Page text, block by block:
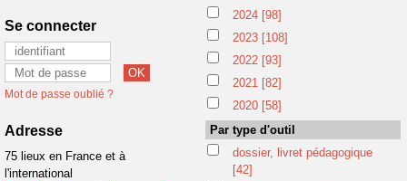
Se connecter
Mot de passe oublié ?
Adresse
75 lieux en France et à
l'international
2024 [98]
2023 [108]
2022 [93]
2021 [82]
2020 [58]
Par type d'outil
dossier, livret pédagogique
[42]